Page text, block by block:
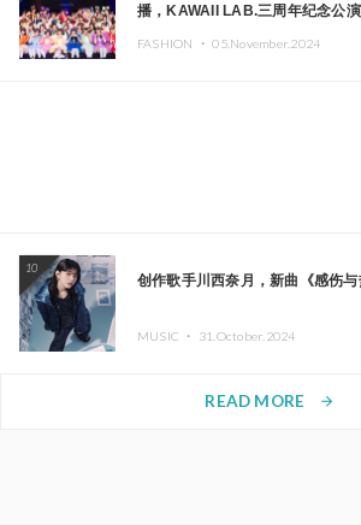
播，KAWAII LAB.三周年纪念公
FASHION ・05.November.2024
10
创作歌手川西奈月，新曲《感伤
MUSIC ・ 31.October.2024
READ MORE arrow_forward